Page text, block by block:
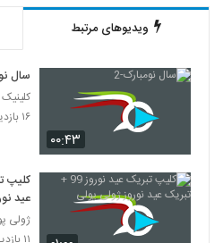
ویدیوهای مرتبط
۰۰:۴۳
سال
۱۶ بازدید
عید
ژولی
۱۱ بازدید